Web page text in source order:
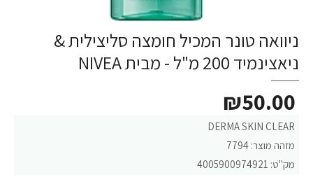
ניוואה טונר המכיל חומצה סליצילית &
ניאצינמיד 200 מ"ל - מבית NIVEA
DERMA SKIN CLEAR
מזהה מוצר: 7794
מק"ט: 4005900974921
₪50.00